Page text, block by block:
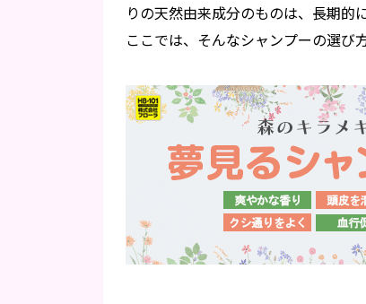
りの天然由来成分のものは、長期的
ここでは、そんなシャンプーの選び